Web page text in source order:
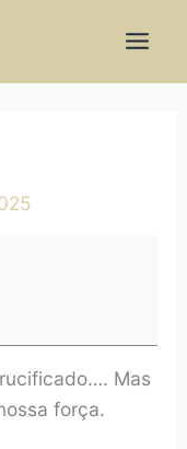
Mas
força.